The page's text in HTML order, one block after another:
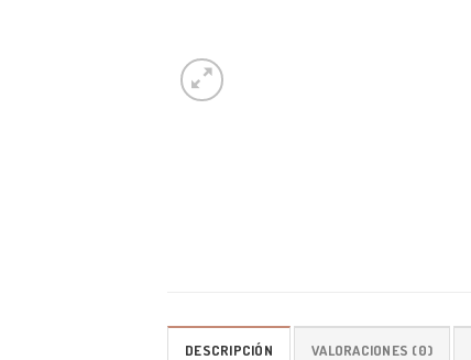
DESCRIPCIÓN VALORACIONES (0)